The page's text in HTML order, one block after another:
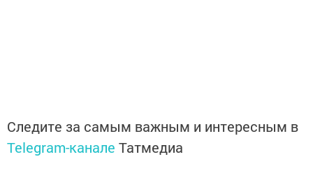
Следите за самым важным и интересным в
Telegram-канале Татмедиа